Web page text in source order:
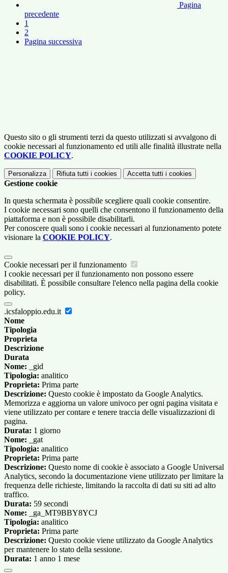
Pagina
precedente
1
2
Pagina successiva
Questo sito o gli strumenti terzi da questo utilizzati si avvalgono di
cookie necessari al funzionamento ed utili alle finalità illustrate nella
COOKIE POLICY.
Personalizza Rifiuta tutti i cookies Accetta tutti i cookies
Gestione cookie
In questa schermata è possibile scegliere quali cookie consentire.
I cookie necessari sono quelli che consentono il funzionamento della
piattaforma e non è possibile disabilitarli.
Per conoscere quali sono i cookie necessari al funzionamento potete
visionare la COOKIE POLICY.
Cookie necessari per il funzionamento
I cookie necessari per il funzionamento non possono essere
disabilitati. È possibile consultare l'elenco nella pagina della cookie
policy.
.icsfaloppio.edu.it
Nome
Tipologia
Proprieta
Descrizione
Durata
Nome: _gid
Tipologia: analitico
Proprieta: Prima parte
Descrizione: Questo cookie è impostato da Google Analytics.
Memorizza e aggiorna un valore univoco per ogni pagina visitata e
viene utilizzato per contare e tenere traccia delle visualizzazioni di
pagina.
Durata: 1 giorno
Nome: _gat
Tipologia: analitico
Proprieta: Prima parte
Descrizione: Questo nome di cookie è associato a Google Universal
Analytics, secondo la documentazione viene utilizzato per limitare la
frequenza delle richieste, limitando la raccolta di dati su siti ad alto
traffico.
Durata: 59 secondi
Nome: _ga_MT9BBY8YCJ
Tipologia: analitico
Proprieta: Prima parte
Descrizione: Questo cookie viene utilizzato da Google Analytics
per mantenere lo stato della sessione.
Durata: 1 anno 1 mese